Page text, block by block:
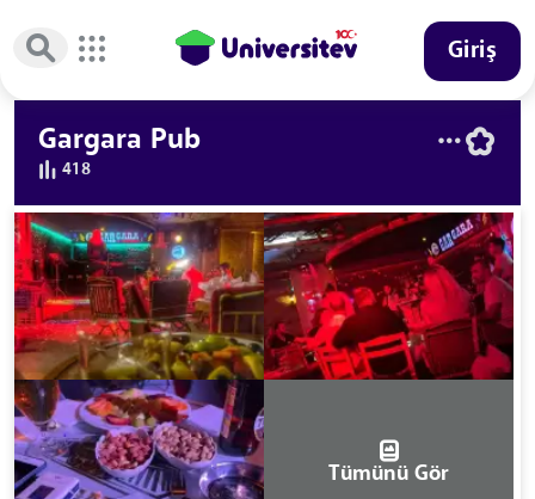
Giriş
Gargara Pub
418
Tümünü Gör